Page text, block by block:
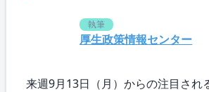
執筆
厚生政策情報センター
来週9月13日（月）からの注目され